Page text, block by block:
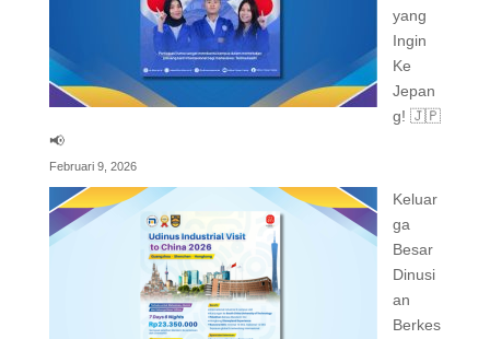
yang
Ingin
Ke
Jepan
g! 🇯🇵
📢
Februari 9, 2026
Keluar
ga
Besar
Dinusi
an
Berkes